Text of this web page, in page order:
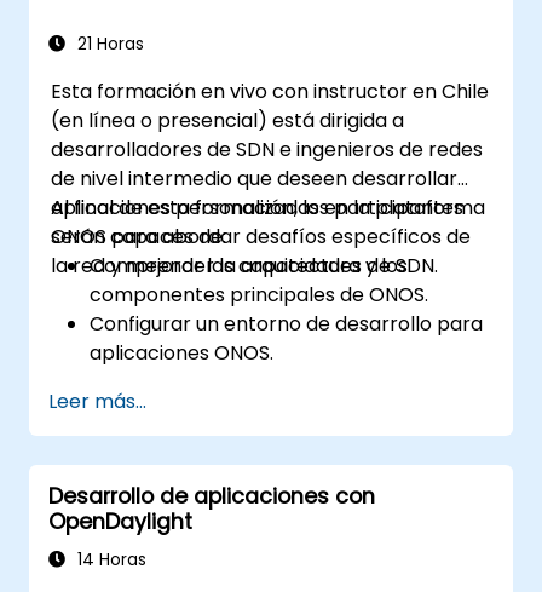
21 Horas
Esta formación en vivo con instructor en Chile
(en línea o presencial) está dirigida a
desarrolladores de SDN e ingenieros de redes
de nivel intermedio que deseen desarrollar
aplicaciones personalizadas en la plataforma
ONOS para abordar desafíos específicos de
la red y mejorar las capacidades de SDN.
Al final de esta formación, los participantes
serán capaces de:
Comprender la arquitectura y los
componentes principales de ONOS.
Configurar un entorno de desarrollo para
aplicaciones ONOS.
aplicaciones ONOS para gestionar redes
SDN.
Integrar aplicaciones ONOS con sistemas
externos y APIs.
Diagnosticar problemas y optimizar
aplicaciones ONOS para mejorar el
Leer más...
Desarrollo de aplicaciones con
OpenDaylight
14 Horas